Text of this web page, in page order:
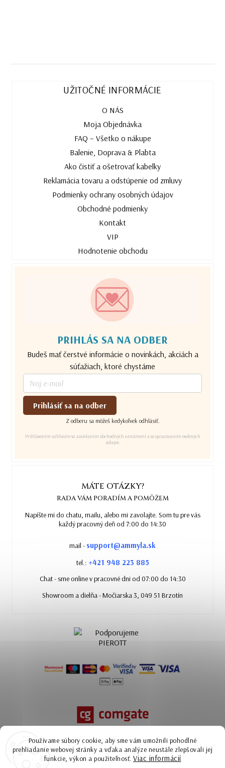
Používame súbory cookie, aby sme vám umožnili pohodlné
prehliadanie webovej stránky a vďaka analýze neustále zlepšovali jej
funkcie, výkon a použiteľnosť. Viac informácií
UŽITOČNÉ INFORMÁCIE
O NÁS
Moja Objednávka
FAQ – Všetko o nákupe
Balenie, Doprava & Plabta
Ako čistiť a ošetrovať kabelky
Reklamácia tovaru a odstúpenie od zmluvy
Podmienky ochrany osobných údajov
Obchodné podmienky
Kontakt
VIP
Hodnotenie obchodu
PRIHLÁS SA NA ODBER
Budeš mať čerstvé informácie o novinkách, akciách a
súťažiach, ktoré chystáme
Prihlásiť sa na odber
Z odberu sa môžeš kedykoľvek odhlásiť.
Prihlásením súhlasíte so zasielaním obchodných oznámení a so spracovaním osobných
údajov.
MÁTE OTÁZKY?
RADA VÁM PORADÍM A POMÔŽEM
Napíšte mi do chatu, mailu, alebo mi zavolajte. Som tu pre vás
každý pracovný deň od 7:00 do 14:30
mail - support@ammyla.sk
tel.: +421 948 223 885
Chat - sme online v pracovné dni od 07:00 do 14:30
Showroom a dielňa - Močiarska 3, 049 51 Brzotín